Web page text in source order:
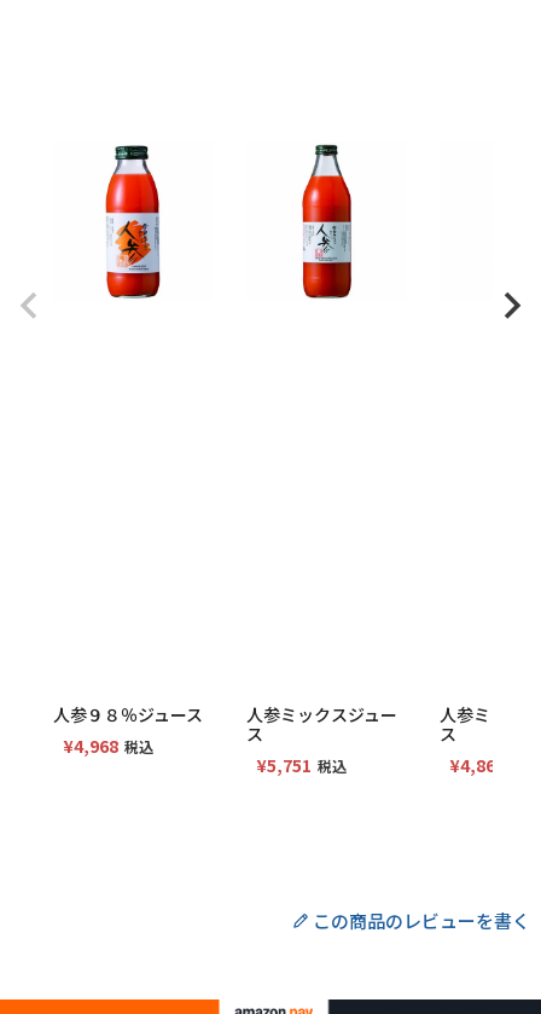
人参９８％ジュース
¥4,968 税込
人参ミックスジュー
ス
¥5,751 税込
人参ミック
ス
¥4,860